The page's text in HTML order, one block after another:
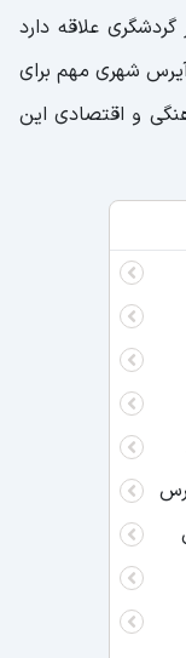
علاقه دارد
شهری مهم برای
و اقتصادی این